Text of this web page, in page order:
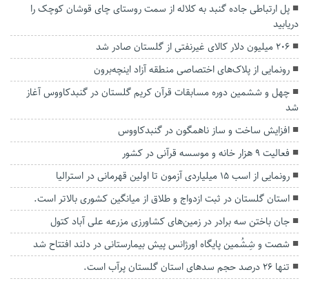
پل ارتباطی جاده گنبد به کلاله از سمت روستای چای قوشان کوچک را
دریابید
۲۰۶ میلیون دلار کالای غیرنفتی از گلستان صادر شد
رونمایی از پلاک‌های اختصاصی منطقه آزاد اینچه‌برون
چهل و ششمین دوره مسابقات قرآن کریم گلستان در گنبدکاووس آغاز
شد
افزایش ساخت و ساز ناهمگون در گنبدکاووس
فعالیت ۹ هزار خانه و موسسه قرآنی در کشور
رونمایی از اسب ١۵ میلیاردی آزمون تا اولین قهرمانی در استرالیا
استان گلستان در ثبت ازدواج و طلاق از میانگین کشوری بالاتر است.
جان باختن سه برادر در زمین‌های کشاورزی مزرعه علی آباد کتول
شصت و شِشُمین پایگاه اورژانس پیش بیمارستانی در دلند افتتاح شد
تنها ۲۶ درصد حجم سد‌های استان گلستان پرآب است.